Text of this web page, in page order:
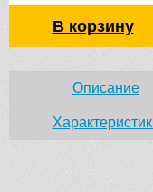
В корзину
Описание